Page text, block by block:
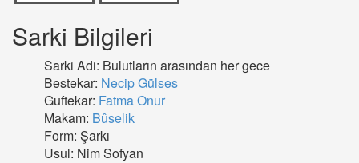
Sarki Bilgileri
Sarki Adi: Bulutların arasından her gece
Bestekar: Necip Gülses
Guftekar: Fatma Onur
Makam: Bûselik
Form: Şarkı
Usul: Nim Sofyan